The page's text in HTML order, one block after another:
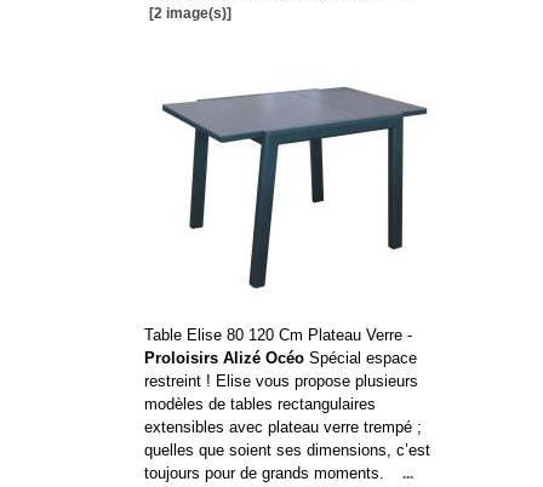
[2 image(s)]
Table Elise 80 120 Cm Plateau Verre -
Proloisirs Alizé OcéoSpécial espace
restreint ! Elise vous propose plusieurs
modèles de tables rectangulaires
extensibles avec plateau verre trempé ;
quelles que soient ses dimensions, c’est
toujours pour de grands moments.
...